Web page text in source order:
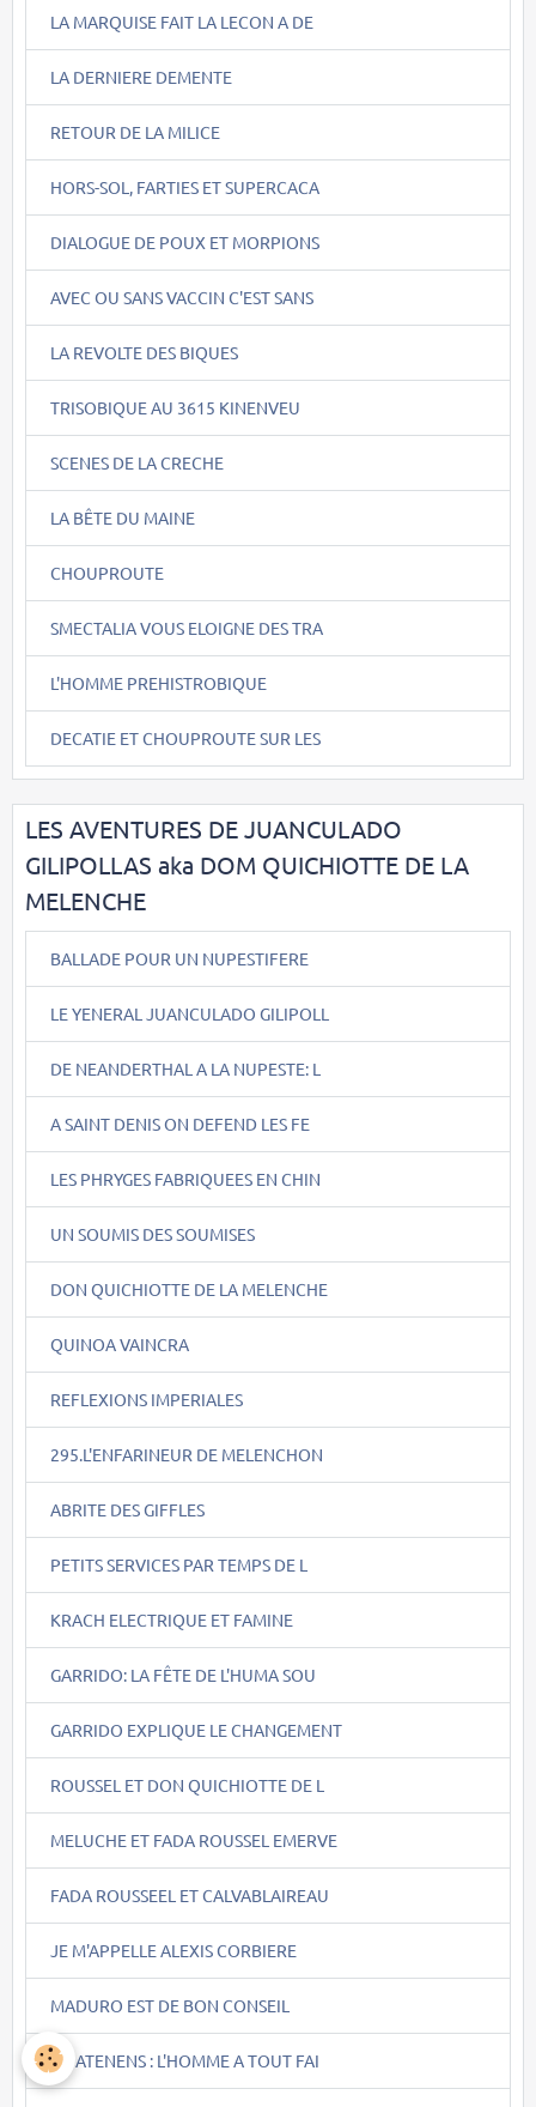
LA MARQUISE FAIT LA LECON A DE
LA DERNIERE DEMENTE
RETOUR DE LA MILICE
HORS-SOL, FARTIES ET SUPERCACA
DIALOGUE DE POUX ET MORPIONS
AVEC OU SANS VACCIN C'EST SANS
LA REVOLTE DES BIQUES
TRISOBIQUE AU 3615 KINENVEU
SCENES DE LA CRECHE
LA BÊTE DU MAINE
CHOUPROUTE
SMECTALIA VOUS ELOIGNE DES TRA
L'HOMME PREHISTROBIQUE
DECATIE ET CHOUPROUTE SUR LES
LES AVENTURES DE JUANCULADO
GILIPOLLAS aka DOM QUICHIOTTE DE LA
MELENCHE
BALLADE POUR UN NUPESTIFERE
LE YENERAL JUANCULADO GILIPOLL
DE NEANDERTHAL A LA NUPESTE: L
A SAINT DENIS ON DEFEND LES FE
LES PHRYGES FABRIQUEES EN CHIN
UN SOUMIS DES SOUMISES
DON QUICHIOTTE DE LA MELENCHE
QUINOA VAINCRA
REFLEXIONS IMPERIALES
295.L'ENFARINEUR DE MELENCHON
ABRITE DES GIFFLES
PETITS SERVICES PAR TEMPS DE L
KRACH ELECTRIQUE ET FAMINE
GARRIDO: LA FÊTE DE L'HUMA SOU
GARRIDO EXPLIQUE LE CHANGEMENT
ROUSSEL ET DON QUICHIOTTE DE L
MELUCHE ET FADA ROUSSEL EMERVE
FADA ROUSSEEL ET CALVABLAIREAU
JE M'APPELLE ALEXIS CORBIERE
MADURO EST DE BON CONSEIL
QUATENENS : L'HOMME A TOUT FAI